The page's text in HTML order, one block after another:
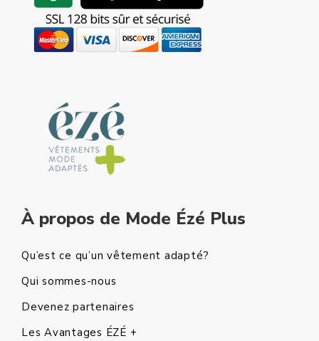
À propos de Mode Ézé Plus
Qu’est ce qu’un vêtement adapté?
Qui sommes-nous
Devenez partenaires
Les Avantages ÉZÉ +